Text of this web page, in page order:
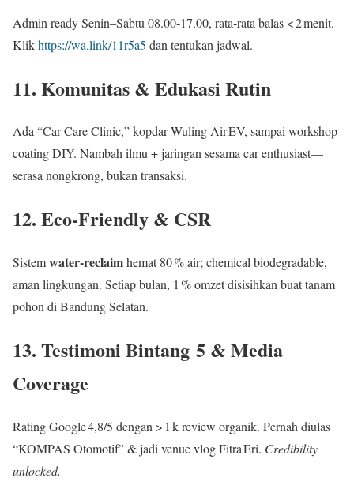
Admin ready Senin–Sabtu 08.00‑17.00, rata‑rata balas < 2 menit.
Klikhttps://wa.link/11r5a5 dan tentukan jadwal.
11. Komunitas & Edukasi Rutin
Ada “Car Care Clinic,” kopdar Wuling Air EV, sampai workshop
coating DIY. Nambah ilmu + jaringan sesama car enthusiast—
serasa nongkrong, bukan transaksi.
12. Eco‑Friendly & CSR
Sistemwater‑reclaimhemat 80 % air; chemical biodegradable,
aman lingkungan. Setiap bulan, 1 % omzet disisihkan buat tanam
pohon di Bandung Selatan.
13. Testimoni Bintang 5 & Media
Coverage
Rating Google 4,8/5 dengan > 1 k review organik. Pernah diulas
“KOMPAS Otomotif” & jadi venue vlog Fitra Eri. Credibility
unlocked.